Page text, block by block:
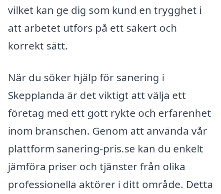
vilket kan ge dig som kund en trygghet i
att arbetet utförs på ett säkert och
korrekt sätt.
När du söker hjälp för sanering i
Skepplanda är det viktigt att välja ett
företag med ett gott rykte och erfarenhet
inom branschen. Genom att använda vår
plattform sanering-pris.se kan du enkelt
jämföra priser och tjänster från olika
professionella aktörer i ditt område. Detta